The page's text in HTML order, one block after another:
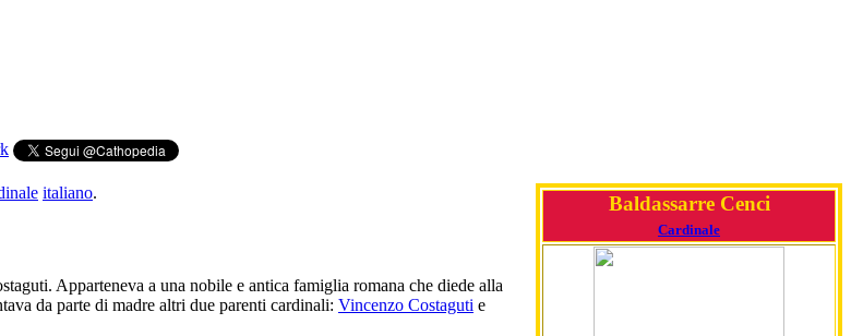
Baldassarre Cenci
Cardinale
italiano.
Apparteneva a una nobile e antica famiglia romana che diede alla
da parte di madre altri due parenti cardinali: Vincenzo Costaguti e